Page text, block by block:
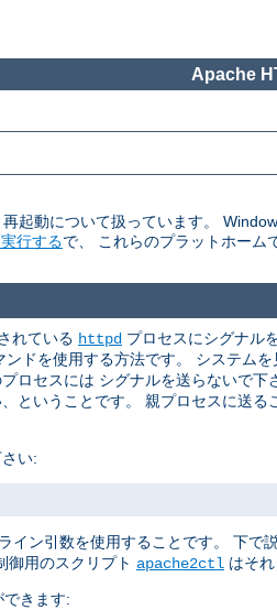
Apache
起動について扱っています。
行するで、 これらのプラットホーム
れている httpd プロセスにシグナル
ンドを使用する方法です。 システム
ロセスには シグナルを送らないで下
ということです。 親プロセスに送
い:
イン引数を使用することです。 下で
御用のスクリプト apache2ctl はそ
きます: